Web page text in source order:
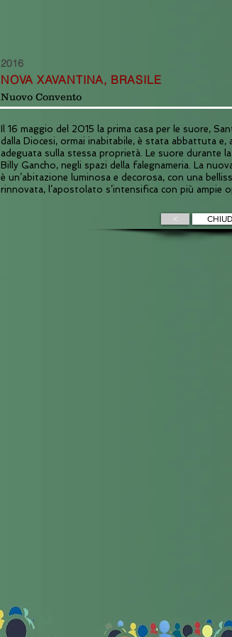
2016
NOVA XAVANTINA, BRASILE
Nuovo Convento
Il 16 maggio del 2015 la prima casa per le suore,
dalla Diocesi, ormai inabitabile, è stata abbattuta
adeguata sulla stessa proprietà. Le suore durante
Billy Gancho, negli spazi della falegnameria. La
è un’abitazione luminosa e decorosa, con una
rinnovata, l’apostolato s’intensifica con più ampie
<